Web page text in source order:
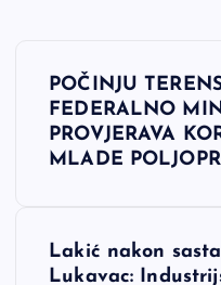
NPOČINJU
FEDERALNO
PROVJERAVA
MLADE
Lakić nakon
Lukavac: